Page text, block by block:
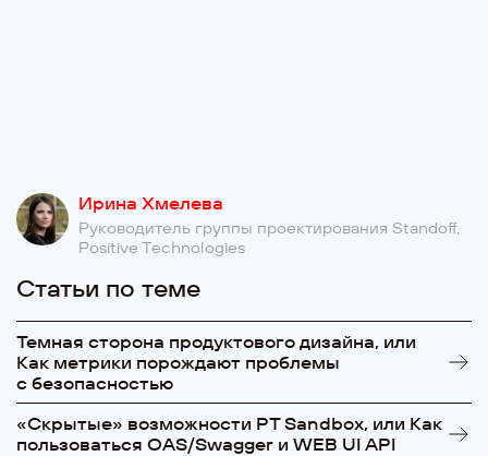
Ирина Хмелева
Руководитель группы проектирования Standoff,
Positive Technologies
Статьи по теме
Темная сторона продуктового дизайна, или
Как метрики порождают проблемы
с безопасностью
«Cкрытые» возможности PT Sandbox, или Как
пользоваться OAS/Swagger и WEB UI API